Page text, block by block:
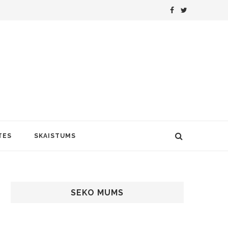
SKAISTUMS
SEKO MUMS